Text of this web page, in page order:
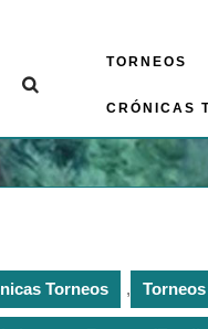
TORNEOS
CRÓNICAS
Torneos , Torneos